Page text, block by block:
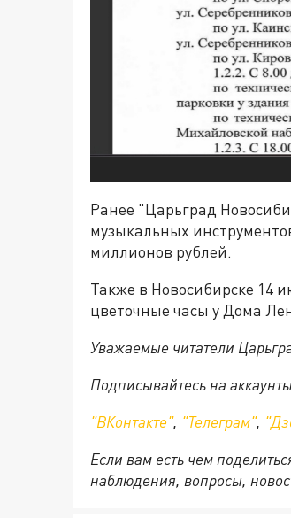
Ранее "Царьград
музыкальных
миллионов рублей.
Также в Новосибирске 14
цветочные часы у Дома
Уважаемые читатели
Подписывайтесь на
"ВКонтакте", "Телеграм",
Если вам есть чем
наблюдения, вопросы,